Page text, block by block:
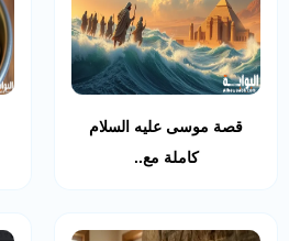
قصة موسى عليه السلام
كاملة مع..